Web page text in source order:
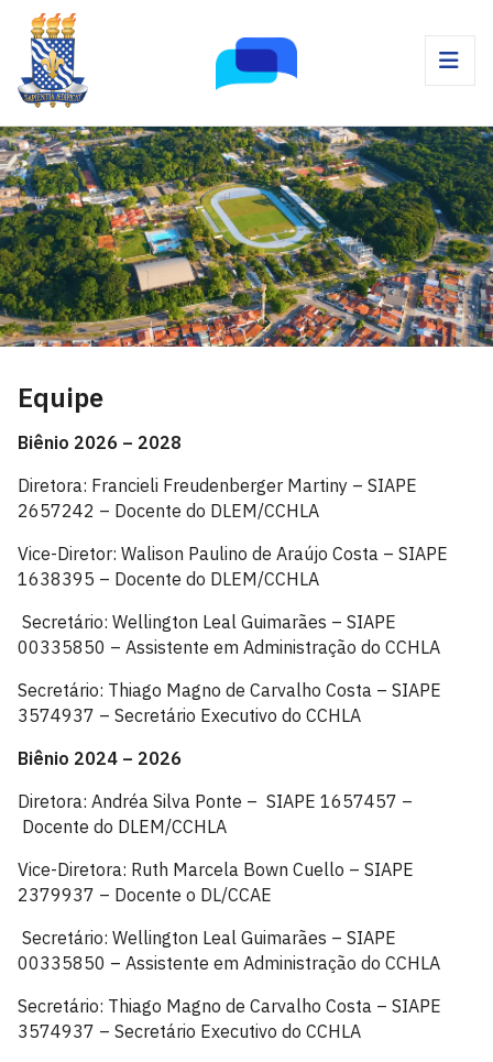
Equipe
Biênio 2026 – 2028
Diretora: Francieli Freudenberger Martiny – SIAPE
2657242 – Docente do DLEM/CCHLA
Vice-Diretor: Walison Paulino de Araújo Costa – SIAPE
1638395 – Docente do DLEM/CCHLA
Secretário: Wellington Leal Guimarães – SIAPE
00335850 – Assistente em Administração do CCHLA
Secretário: Thiago Magno de Carvalho Costa – SIAPE
3574937 – Secretário Executivo do CCHLA
Biênio 2024 – 2026
Diretora: Andréa Silva Ponte – SIAPE 1657457 –
Docente do DLEM/CCHLA
Vice-Diretora: Ruth Marcela Bown Cuello – SIAPE
2379937 – Docente o DL/CCAE
Secretário: Wellington Leal Guimarães – SIAPE
00335850 – Assistente em Administração do CCHLA
Secretário: Thiago Magno de Carvalho Costa – SIAPE
3574937 – Secretário Executivo do CCHLA